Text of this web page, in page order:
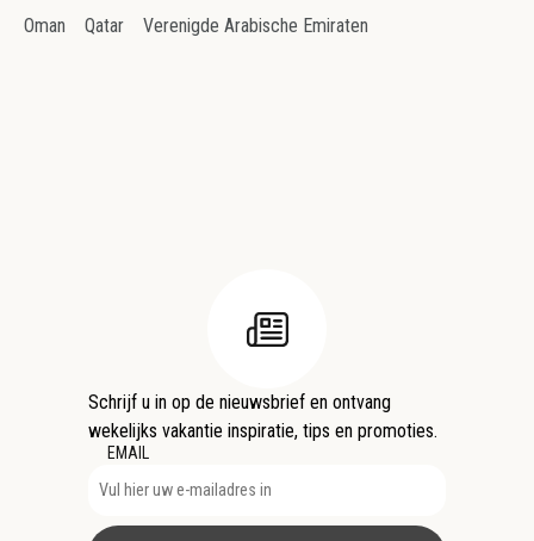
Oman Qatar Verenigde Arabische Emiraten
Schrijf u in op de nieuwsbrief en ontvang
wekelijks vakantie inspiratie, tips en promoties.
EMAIL